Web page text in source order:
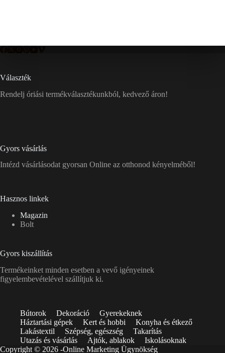
Választék
Rendelj óriási termékválasztékunkból, kedvező áron!
Gyors vásárlás
Intézd vásárlásodat gyorsan Online az otthonod kényelméből!
Hasznos linkek
Magazin
Bolt
Gyors kiszállítás
Termékeinket minden esetben a vevő igényeinek
figyelembevételével szállítjuk ki.
Bútorok Dekoráció
Gyerekeknek
Háztartási gépek
Kert és hobbi
Konyha és étkező
Lakástextil
Szépség, egészség
Takarítás
Utazás és vásárlás
Ajtók, ablakok
Iskolásoknak
Copyright © 2026 -Online Marketing Ügynökség